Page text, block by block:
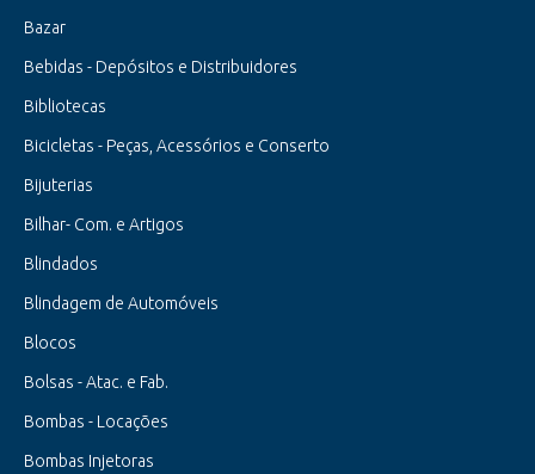
Bazar
Bebidas - Depósitos e Distribuidores
Bibliotecas
Bicicletas - Peças, Acessórios e Conserto
Bijuterias
Bilhar- Com. e Artigos
Blindados
Blindagem de Automóveis
Blocos
Bolsas - Atac. e Fab.
Bombas - Locações
Bombas Injetoras